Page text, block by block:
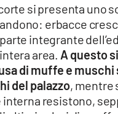
si presenta uno
erbacce
integrante
area. A questo
di muffe e muschi
del palazzo, mentre
interna resistono,